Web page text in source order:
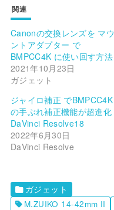
関連
Canonの交換レンズを マウ
ントアダプター で
BMPCC4K に使い回す方法
2021年10月23日
ガジェット
ジャイロ補正 でBMPCC4K
の手ぶれ補正機能が超進化
DaVinci Resolve18
2022年6月30日
DaVinci Resolve
ガジェット
M.ZUIKO 14-42mm II